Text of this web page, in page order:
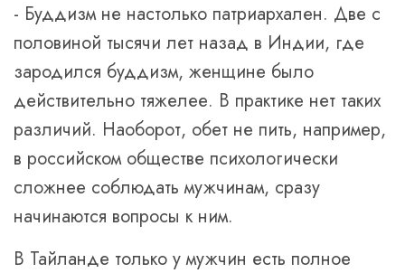
- Буддизм не настолько патриархален. Две с
половиной тысячи лет назад в Индии, где
зародился буддизм, женщине было
действительно тяжелее. В практике нет таких
различий. Наоборот, обет не пить, например,
в российском обществе психологически
сложнее соблюдать мужчинам, сразу
начинаются вопросы к ним.
В Тайланде только у мужчин есть полное